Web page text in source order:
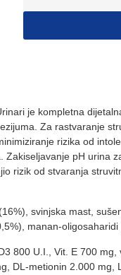
je kompletna
Za rastvaranje
rizika od
pH
rizik od stvaranja
svinjska mast,
manan-
800 U.I., Vit. E 700
DL-metionin 2.000